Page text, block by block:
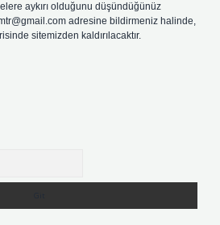
aykırı olduğunu düşündüğünüz
adresine bildirmeniz halinde,
sitemizden kaldırılacaktır.